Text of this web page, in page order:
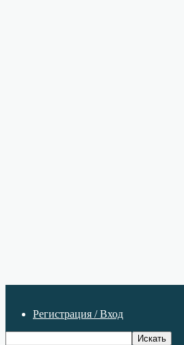
Регистрация / Вход